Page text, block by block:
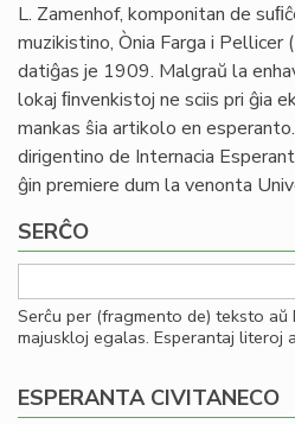
L. Zamenhof, komponitan de
muzikistino, Ònia Farga i
datiĝas je 1909. Malgraŭ la
lokaj ﬁnvenkistoj ne sciis pri ĝia
mankas ŝia artikolo en
dirigentino de Internacia
ĝin premiere dum la venonta
SERĈO
Serĉu per (fragmento de) teksto
majuskloj egalas. Esperantaj literoj
ESPERANTA CIVITANECO